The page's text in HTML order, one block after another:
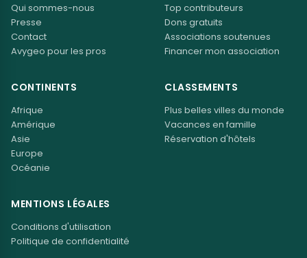
Qui sommes-nous
Presse
Contact
Avygeo pour les pros
Top contributeurs
Dons gratuits
Associations soutenues
Financer mon association
CONTINENTS
Afrique
Amérique
Asie
Europe
Océanie
CLASSEMENTS
Plus belles villes du monde
Vacances en famille
Réservation d'hôtels
MENTIONS LÉGALES
Conditions d'utilisation
Politique de confidentialité